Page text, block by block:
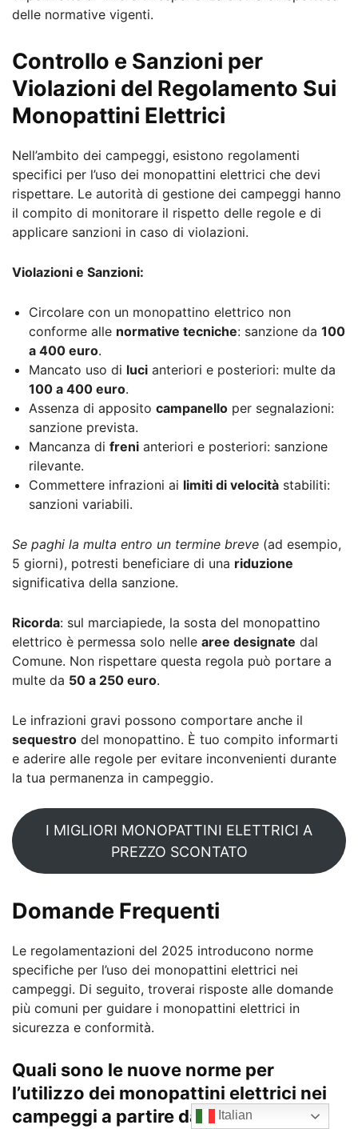
delle normative vigenti.
Controllo e Sanzioni per
Violazioni del Regolamento Sui
Monopattini Elettrici
Nell’ambito dei campeggi, esistono regolamenti
specifici per l’uso dei monopattini elettrici che devi
rispettare. Le autorità di gestione dei campeggi hanno
il compito di monitorare il rispetto delle regole e di
applicare sanzioni in caso di violazioni.
Violazioni e Sanzioni:
Circolare con un monopattino elettrico non
conforme alle normative tecniche: sanzione da 100
a 400 euro.
Mancato uso di luci anteriori e posteriori: multe da
100 a 400 euro.
Assenza di apposito campanello per segnalazioni:
sanzione prevista.
Mancanza di freni anteriori e posteriori: sanzione
rilevante.
Commettere infrazioni ai limiti di velocità stabiliti:
sanzioni variabili.
Se paghi la multa entro un termine breve (ad esempio,
5 giorni), potresti beneficiare di una riduzione
significativa della sanzione.
Ricorda: sul marciapiede, la sosta del monopattino
elettrico è permessa solo nelle aree designate dal
Comune. Non rispettare questa regola può portare a
multe da 50 a 250 euro.
Le infrazioni gravi possono comportare anche il
sequestro del monopattino. È tuo compito informarti
e aderire alle regole per evitare inconvenienti durante
la tua permanenza in campeggio.
I MIGLIORI MONOPATTINI ELETTRICI A
PREZZO SCONTATO
Domande Frequenti
Le regolamentazioni del 2025 introducono norme
specifiche per l’uso dei monopattini elettrici nei
campeggi. Di seguito, troverai risposte alle domande
più comuni per guidare i monopattini elettrici in
sicurezza e conformità.
Quali sono le nuove norme per
l’utilizzo dei monopattini elettrici nei
campeggi a partire dal 2025?
Italian